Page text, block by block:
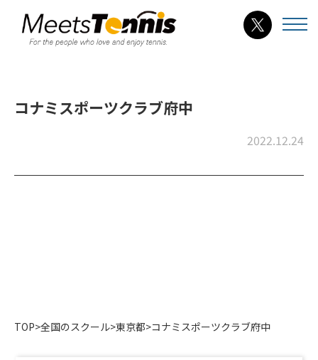
コナミスポーツクラブ府中
2022.12.24
TOP>全国のスクール>東京都>コナミスポーツクラブ府中